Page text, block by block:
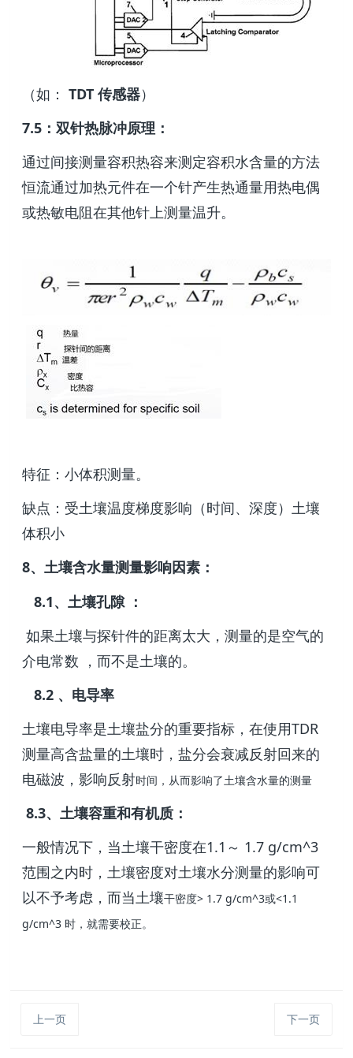
（如： TDT 传感器）
7.5：双针热脉冲原理：
通过间接测量容积热容来测定容积水含量的方法
恒流通过加热元件在一个针产生热通量用热电偶
或热敏电阻在其他针上测量温升。
特征：小体积测量。
缺点：受土壤温度梯度影响（时间、深度）土壤
体积小
8、土壤含水量测量影响因素：
8.1、土壤孔隙 ：
如果土壤与探针件的距离太大，测量的是空气的
介电常数 ，而不是土壤的。
8.2 、电导率
土壤电导率是土壤盐分的重要指标，在使用TDR
测量高含盐量的土壤时，盐分会衰减反射回来的
电磁波，影响反射时间，从而影响了土壤含水量的测量
8.3、土壤容重和有机质：
一般情况下，当土壤干密度在1.1～ 1.7 g/cm^3
范围之内时，土壤密度对土壤水分测量的影响可
以不予考虑，而当土壤干密度> 1.7 g/cm^3或<1.1
g/cm^3 时，就需要校正。
上一页 下一页